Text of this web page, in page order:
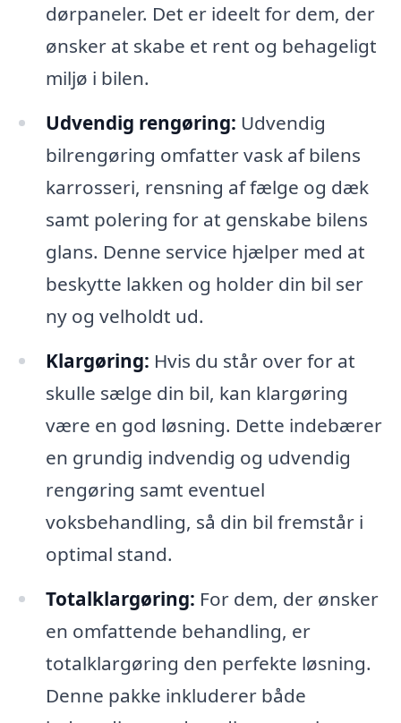
dørpaneler. Det er ideelt for dem, der
ønsker at skabe et rent og behageligt
miljø i bilen.
Udvendig rengøring: Udvendig
bilrengøring omfatter vask af bilens
karrosseri, rensning af fælge og dæk
samt polering for at genskabe bilens
glans. Denne service hjælper med at
beskytte lakken og holder din bil ser
ny og velholdt ud.
Klargøring: Hvis du står over for at
skulle sælge din bil, kan klargøring
være en god løsning. Dette indebærer
en grundig indvendig og udvendig
rengøring samt eventuel
voksbehandling, så din bil fremstår i
optimal stand.
Totalklargøring: For dem, der ønsker
en omfattende behandling, er
totalklargøring den perfekte løsning.
Denne pakke inkluderer både